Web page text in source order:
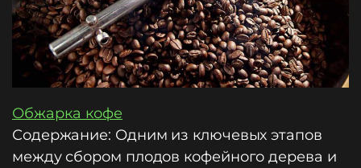
Обжарка кофе
Содержание: Одним из ключевых этапов
между сбором плодов кофейного дерева и